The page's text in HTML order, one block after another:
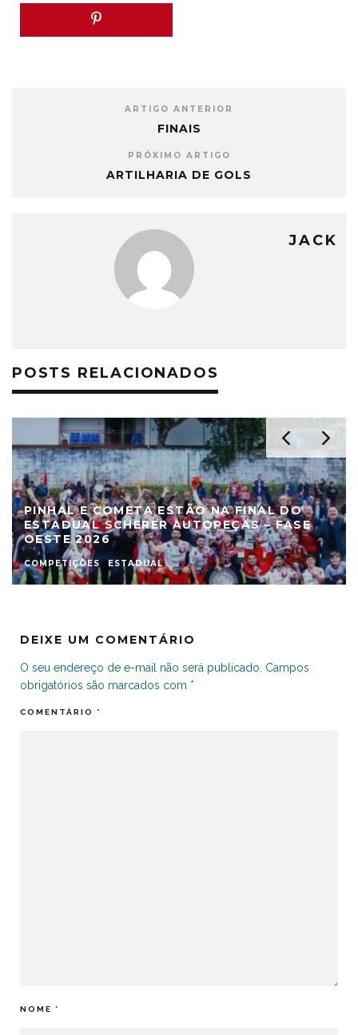
ARTIGO ANTERIOR
FINAIS
PRÓXIMO ARTIGO
ARTILHARIA DE GOLS
JACK
POSTS RELACIONADOS
PINHAL E COMETA ESTÃO NA FINAL DO
ESTADUAL SCHERER AUTOPEÇAS – FASE
OESTE 2026
COMPETIÇÕES ESTADUAL
DEIXE UM COMENTÁRIO
O seu endereço de e-mail não será publicado. Campos
obrigatórios são marcados com *
COMENTÁRIO *
NOME *